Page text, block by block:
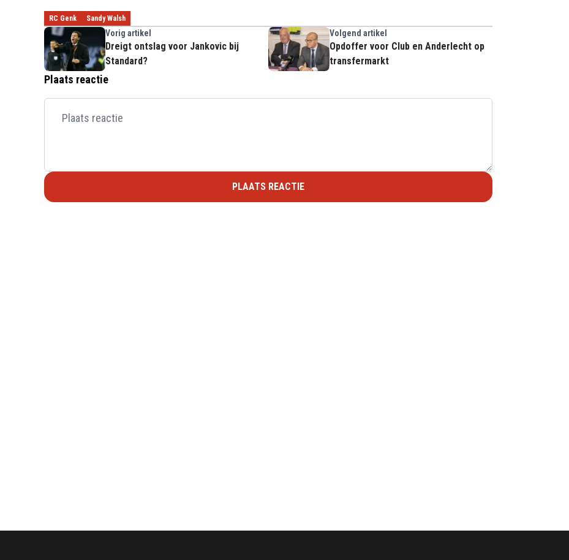
RC Genk Sandy Walsh
Vorig artikel
Dreigt ontslag voor Jankovic bij
Standard?
Volgend artikel
Opdoffer voor Club en Anderlecht op
transfermarkt
Plaats reactie
PLAATS REACTIE